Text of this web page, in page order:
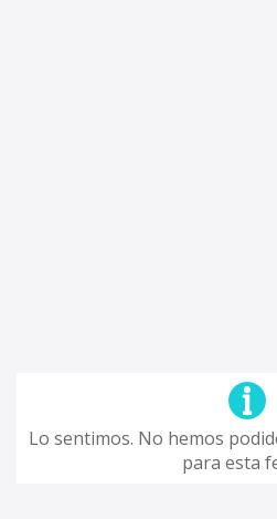
Lo sentimos. No hemos
para esta